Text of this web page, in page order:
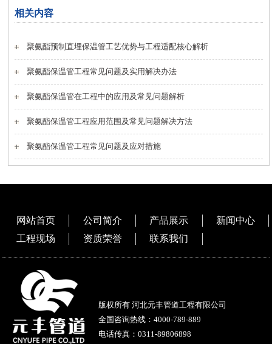
相关内容
聚氨酯预制直埋保温管工艺优势与工程适配核心解析
聚氨酯保温管工程常见问题及实用解决办法
聚氨酯保温管在工程中的应用及常见问题解析
聚氨酯保温管工程应用范围及常见问题解决方法
聚氨酯保温管工程常见问题及应对措施
网站首页 公司简介 产品展示
新闻中心
工程现场
资质荣誉 联系我们
版权所有 河北元丰管道工程有限公司
全国咨询热线： 4000-789-889
电话传真：0311-89806898